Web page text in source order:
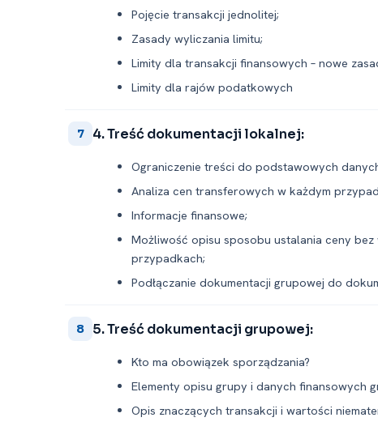
Pojęcie transakcji jednolitej;
Zasady wyliczania limitu;
Limity dla transakcji finansowych – nowe
Limity dla rajów podatkowych
7 4. Treść dokumentacji lokalnej:
Ograniczenie treści do podstawowych
Analiza cen transferowych w każdym
Informacje finansowe;
Możliwość opisu sposobu ustalania ceny
przypadkach;
Podłączanie dokumentacji grupowej do
8 5. Treść dokumentacji grupowej:
Kto ma obowiązek sporządzania?
Elementy opisu grupy i danych finansowych
Opis znaczących transakcji i wartości